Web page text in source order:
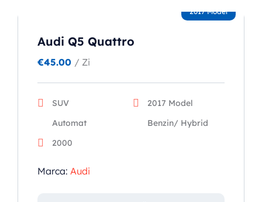
2017 Model
Audi Q5 Quattro
€45.00 / Zi
SUV
2017 Model
Automat
Benzin/ Hybrid
2000
Marca: Audi